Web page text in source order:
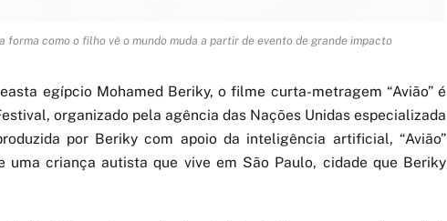
forma como o filho vê o mundo muda a partir de evento de grande impacto
egípcio Mohamed Beriky, o filme curta-metragem “Avião” é
organizado pela agência das Nações Unidas especializada
por Beriky com apoio da inteligência artificial, “Avião”
criança autista que vive em São Paulo, cidade que Beriky